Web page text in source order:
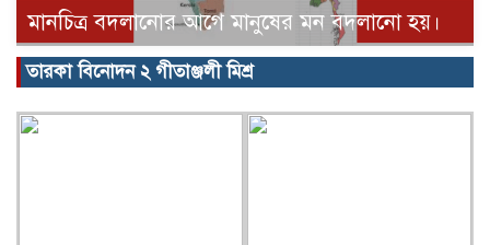
মানচিত্র বদলানোর আগে মানুষের মন বদলানো হয়।
তারকা বিনোদন ২ গীতাঞ্জলী মিশ্র